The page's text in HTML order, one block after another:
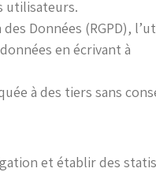
utilisateurs.
Données (RGPD),
en écrivant à
à des tiers sans
et établir des